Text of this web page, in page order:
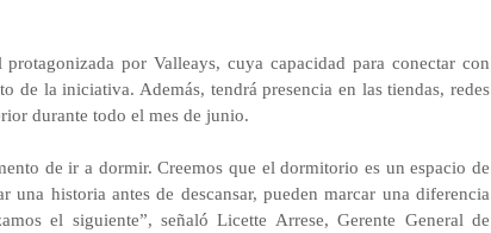
por Valleays, cuya capacidad para conectar con
de la iniciativa. Además, tendrá presencia en las tiendas, redes
durante todo el mes de junio.
de ir a dormir. Creemos que el dormitorio es un espacio de
una historia antes de descansar, pueden marcar una diferencia
el siguiente”, señaló Licette Arrese, Gerente General de